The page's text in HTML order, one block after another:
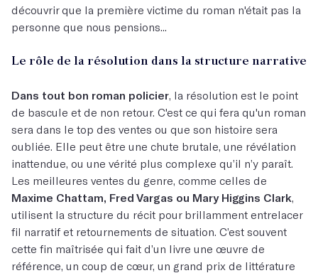
découvrir que la première victime du roman n'était pas la
personne que nous pensions...
Le rôle de la résolution dans la structure narrative
Dans tout bon roman policier, la résolution est le point
de bascule et de non retour. C'est ce qui fera qu'un roman
sera dans le top des ventes ou que son histoire sera
oubliée. Elle peut être une chute brutale, une révélation
inattendue, ou une vérité plus complexe qu’il n’y paraît.
Les meilleures ventes du genre, comme celles de
Maxime Chattam, Fred Vargas ou Mary Higgins Clark,
utilisent la structure du récit pour brillamment entrelacer
fil narratif et retournements de situation. C’est souvent
cette fin maîtrisée qui fait d’un livre une œuvre de
référence, un coup de cœur, un grand prix de littérature